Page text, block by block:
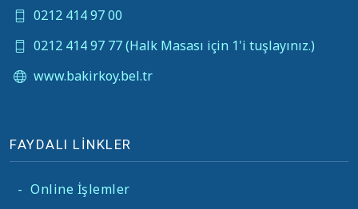
0212 414 97 00
0212 414 97 77 (Halk Masası için 1'i tuşlayınız.)
www.bakirkoy.bel.tr
FAYDALI LİNKLER
- Online İşlemler